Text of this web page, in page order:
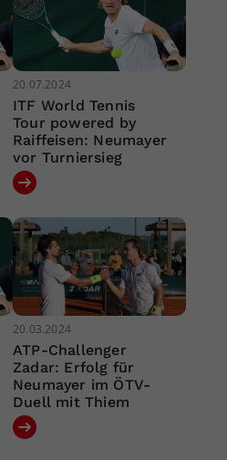
20.07.2024
ITF World Tennis
Tour powered by
Raiffeisen: Neumayer
vor Turniersieg
20.03.2024
ATP-Challenger
Zadar: Erfolg für
Neumayer im ÖTV-
Duell mit Thiem